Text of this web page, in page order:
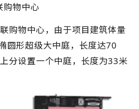
购物中心
购物中心，由于项目建筑体量
圆形超级大中庭，长度达70
分设置一个中庭，长度为33米